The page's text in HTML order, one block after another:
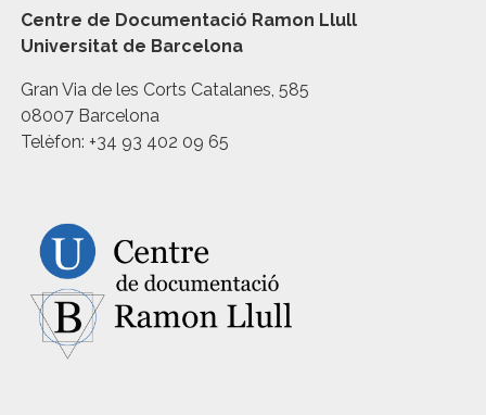
Centre de Documentació Ramon Llull
Universitat de Barcelona
Gran Via de les Corts Catalanes, 585
08007 Barcelona
Telèfon: +34 93 402 09 65